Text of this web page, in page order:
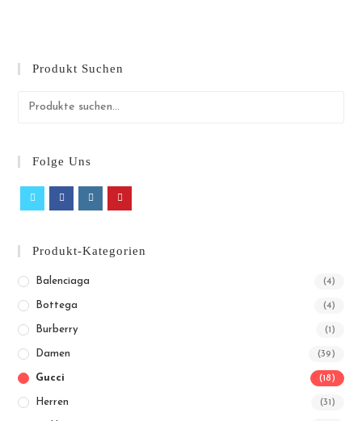
Produkt Suchen
Folge Uns
Produkt-Kategorien
Balenciaga (4)
Bottega (4)
Burberry (1)
Damen (39)
Gucci (18)
Herren (31)